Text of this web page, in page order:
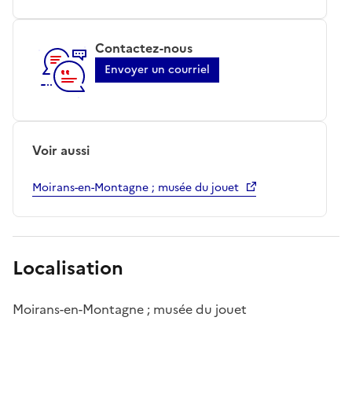
Contactez-nous
Envoyer un courriel
Voir aussi
Moirans-en-Montagne ; musée du jouet
Localisation
Moirans-en-Montagne ; musée du jouet